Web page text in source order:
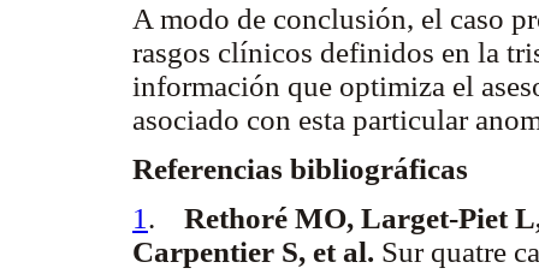
A modo de conclusión, el caso
rasgos clínicos definidos en la
información que optimiza el
asociado con esta particular
Referencias bibliográficas
1 . Rethoré MO, Larget-Piet
Carpentier S, et al. Sur quatre